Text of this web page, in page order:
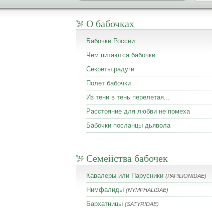
О бабочках
Бабочки России
Чем питаются бабочки
Секреты радуги
Полет бабочки
Из тени в тень перелетая...
Расстояние для любви не помеха
Бабочки посланцы дьявола
Семейства бабочек
Кавалеры или Парусники (PAPILIONIDAE)
Нимфалиды (NYMPHALIDAE)
Бархатницы (SATYRIDAE)